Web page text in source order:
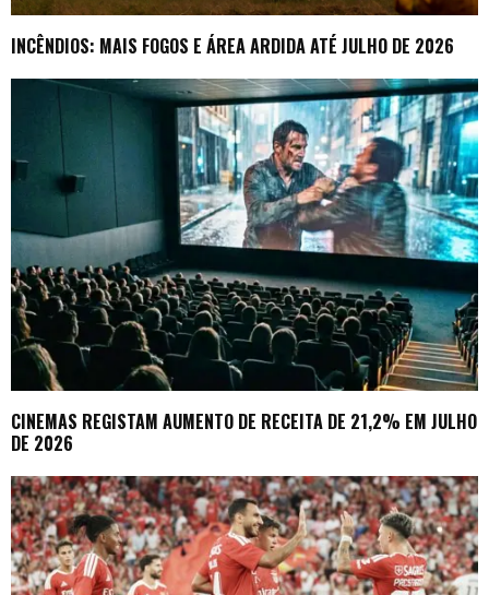
INCÊNDIOS: MAIS FOGOS E ÁREA ARDIDA ATÉ JULHO DE 2026
CINEMAS REGISTAM AUMENTO DE RECEITA DE 21,2% EM JULHO
DE 2026